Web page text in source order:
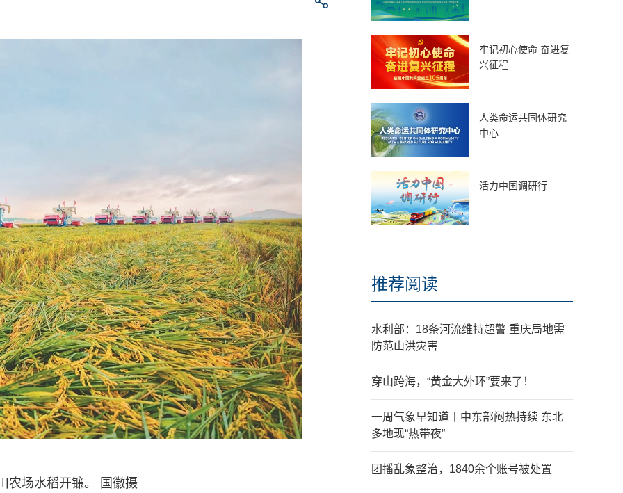
水稻开镰。 国徽摄
牢记初心使命 奋进复
兴征程
人类命运共同体研究
中心
活力中国调研行
推荐阅读
水利部：18条河流维持超警 重庆局地需
防范山洪灾害
穿山跨海，“黄金大外环”要来了！
一周气象早知道丨中东部闷热持续 东北
多地现“热带夜”
团播乱象整治，1840余个账号被处置